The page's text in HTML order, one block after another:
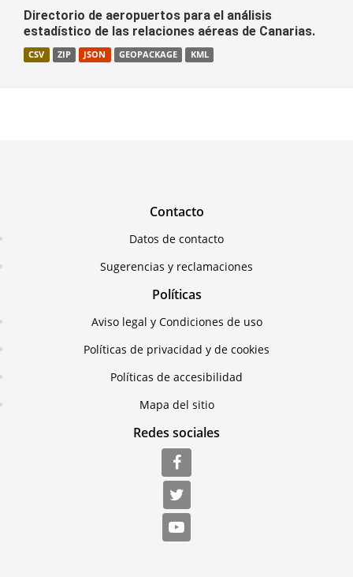
Directorio de aeropuertos para el análisis
estadístico de las relaciones aéreas de Canarias.
CSV ZIP JSON GEOPACKAGE KML
Contacto
Datos de contacto
Sugerencias y reclamaciones
Políticas
Aviso legal y Condiciones de uso
Políticas de privacidad y de cookies
Políticas de accesibilidad
Mapa del sitio
Redes sociales